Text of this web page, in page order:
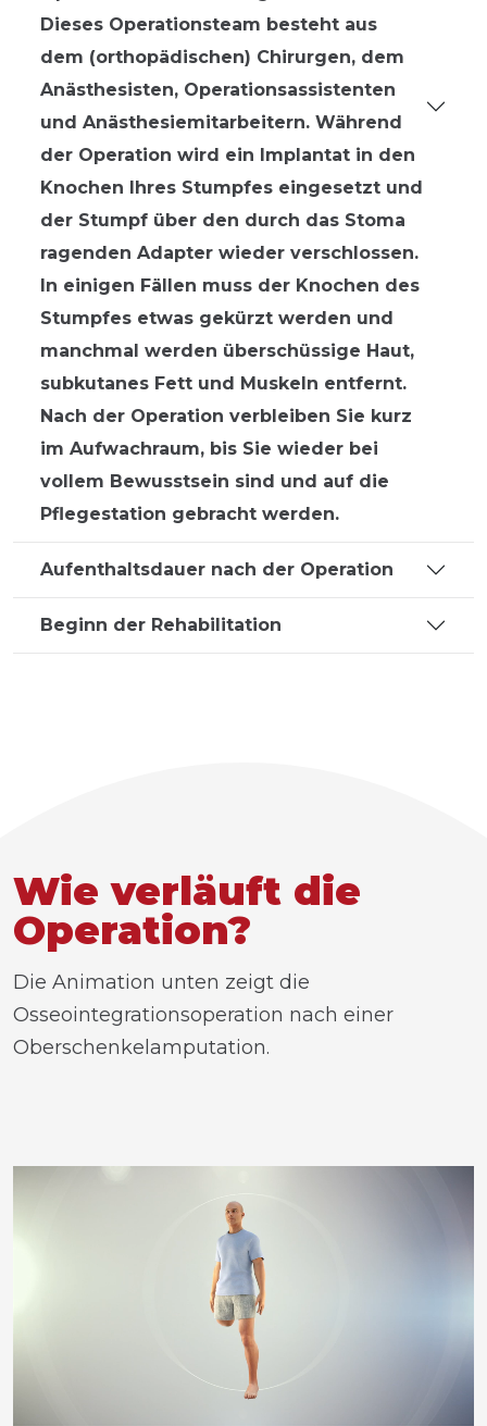
Dieses Operationsteam besteht aus
dem (orthopädischen) Chirurgen, dem
Anästhesisten, Operationsassistenten
und Anästhesiemitarbeitern. Während
der Operation wird ein Implantat in den
Knochen Ihres Stumpfes eingesetzt und
der Stumpf über den durch das Stoma
ragenden Adapter wieder verschlossen.
In einigen Fällen muss der Knochen des
Stumpfes etwas gekürzt werden und
manchmal werden überschüssige Haut,
subkutanes Fett und Muskeln entfernt.
Nach der Operation verbleiben Sie kurz
im Aufwachraum, bis Sie wieder bei
vollem Bewusstsein sind und auf die
Pflegestation gebracht werden.
Aufenthaltsdauer nach der Operation
Beginn der Rehabilitation
Wie verläuft die
Operation?
Die Animation unten zeigt die
Osseointegrationsoperation nach einer
Oberschenkelamputation.